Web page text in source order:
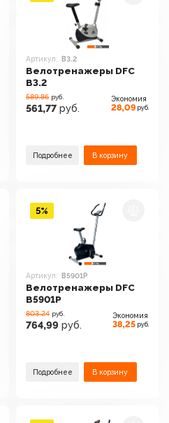
Артикул: B3.2
Велотренажеры DFC
B3.2
589.86 руб.
561,77 руб.
Экономия
28,09 руб.
Подробнее В корзину
Артикул: B5901P
Велотренажеры DFC
B5901P
803.24 руб.
764,99 руб.
Экономия
38,25 руб.
Подробнее В корзину
5%